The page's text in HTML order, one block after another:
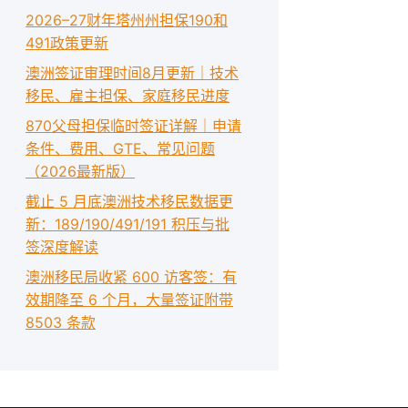
2026–27财年塔州州担保190和
491政策更新
澳洲签证审理时间8月更新｜技术
移民、雇主担保、家庭移民进度
870父母担保临时签证详解｜申请
条件、费用、GTE、常见问题
（2026最新版）
截止 5 月底澳洲技术移民数据更
新：189/190/491/191 积压与批
签深度解读
澳洲移民局收紧 600 访客签：有
效期降至 6 个月，大量签证附带
8503 条款